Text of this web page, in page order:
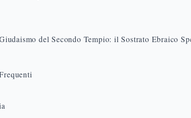
del Secondo Tempio: il Sostrato Ebraico